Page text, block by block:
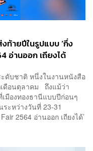
ท้ายปีในรูปแบบ ‘กึ่ง
อ่านออก เถียงได้
ดับชาติ หนึ่งในงานหนังสือ
ดือนตุลาคม ถึงแม้ว่า
มืองทองธานีแบบปีก่อนๆ
ะหว่างวันที่ 23-31
2564 อ่านออก เถียงได้’